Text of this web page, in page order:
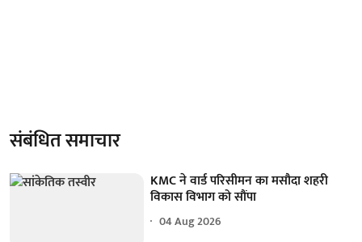
संबंधित समाचार
KMC ने वार्ड परिसीमन का मसौदा शहरी
विकास विभाग को सौंपा
04 Aug 2026